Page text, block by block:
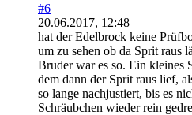
#6
20.06.2017, 12:48
hat der Edelbrock keine
um zu sehen ob da Sprit raus
Bruder war es so. Ein kleines
dem dann der Sprit raus lief,
so lange nachjustiert, bis es
Schräubchen wieder rein